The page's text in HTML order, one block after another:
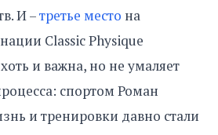
И –третье место на
Classic Physique
и важна, но не умаляет
спортом Роман
и тренировки давно стали